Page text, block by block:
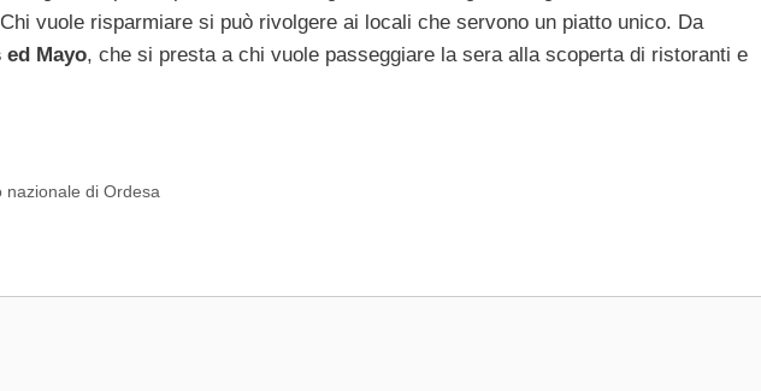
vuole risparmiare si può rivolgere ai locali che servono un piatto unico. Da
ed Mayo, che si presta a chi vuole passeggiare la sera alla scoperta di ristoranti e
nazionale di Ordesa